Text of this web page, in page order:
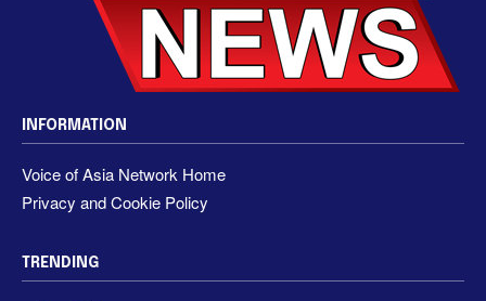
INFORMATION
Voice of Asia Network Home
Privacy and Cookie Policy
TRENDING